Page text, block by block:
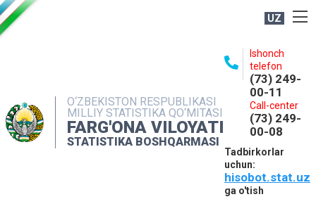
UZ
O‘ZBEKISTON RESPUBLIKASI
MILLIY STATISTIKA QO‘MITASI
FARG'ONA VILOYATI
STATISTIKA BOSHQARMASI
Ishonch
telefon
(73) 249-
00-11
Call-center
(73) 249-
00-08
Tadbirkorlar
uchun:
hisobot.stat.uz
ga o'tish
NASHRLAR
INTERAKTIV XIZMATLAR
MATBUOT XIZMATI